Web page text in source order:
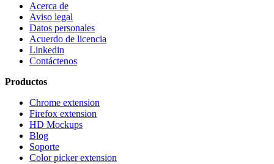
Acerca de
Aviso legal
Datos personales
Acuerdo de licencia
Linkedin
Contáctenos
Productos
Chrome extension
Firefox extension
HD Mockups
Blog
Soporte
Color picker extension